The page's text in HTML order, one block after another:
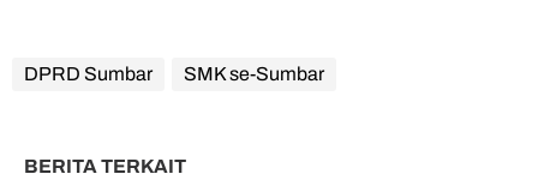
DPRD Sumbar SMK se-Sumbar
BERITA TERKAIT